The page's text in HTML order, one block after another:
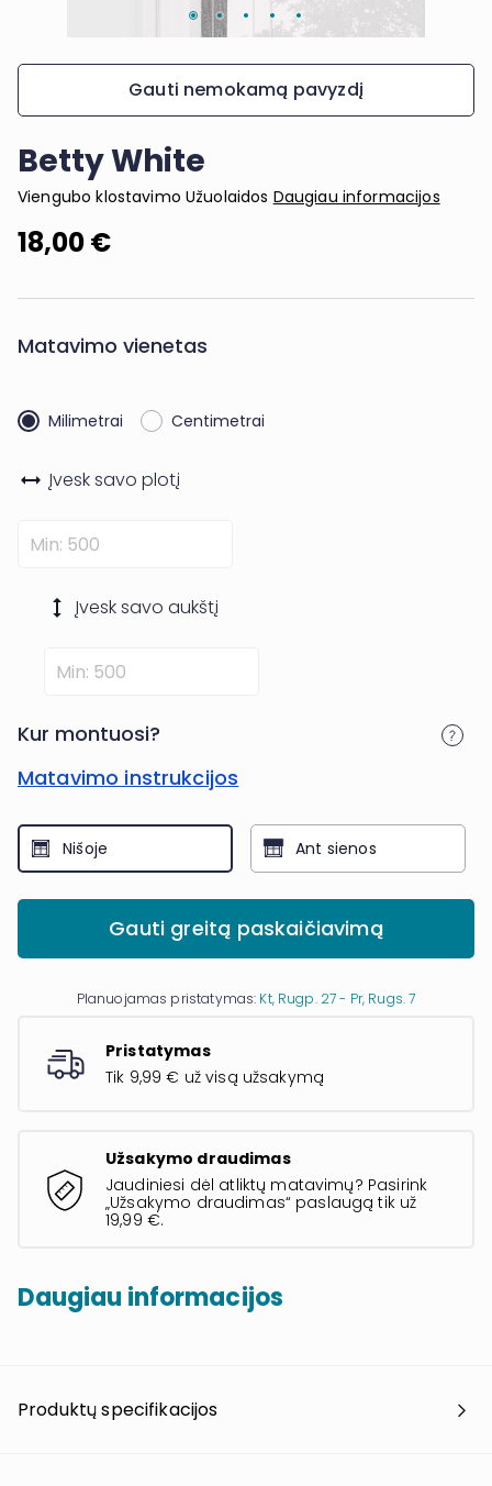
Gauti nemokamą pavyzdį
Betty White
Viengubo klostavimo Užuolaidos Daugiau informacijos
18,00 €
Matavimo vienetas
Milimetrai Centimetrai
Įvesk savo plotį
Įvesk savo aukštį
Kur montuosi?
Matavimo instrukcijos
Nišoje Ant sienos
Gauti greitą paskaičiavimą
Planuojamas pristatymas: Kt, Rugp. 27 - Pr, Rugs. 7
Pristatymas
Tik 9,99 € už visą užsakymą
Užsakymo draudimas
Jaudiniesi dėl atliktų matavimų? Pasirink
„Užsakymo draudimas“ paslaugą tik už
19,99 €.
Daugiau informacijos
Produktų specifikacijos